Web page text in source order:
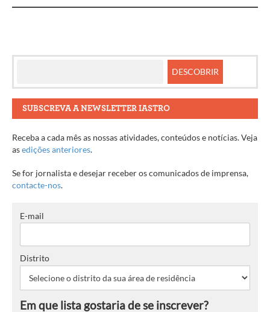
artigos
SUBSCREVA A NEWSLETTER IASTRO
Receba a cada mês as nossas atividades, conteúdos e notícias. Veja
asedições anteriores.
Se for jornalista e desejar receber os comunicados de imprensa,
contacte-nos.
E-mail
Distrito